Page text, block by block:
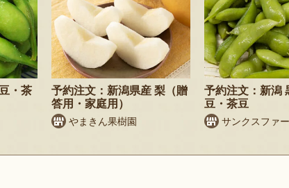
・茶
予約注文：新潟県産 梨（贈
答用・家庭用）
やまきん果樹園
予約注文：新潟
豆・茶豆
サンクスファ